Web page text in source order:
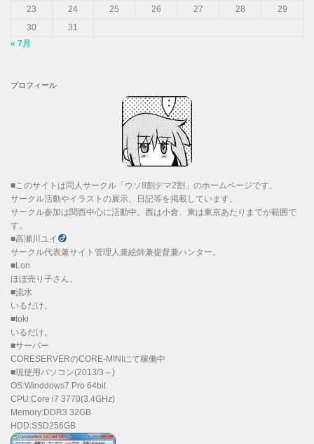
23
24 25 26 27 28
29
30
31
« 7月
プロフィール
■このサイトは同人サークル「ウソ8割デマ2割」のホームページです。
サークル活動やイラストの展示、日記等を掲載しています。
サークル参加は関西中心に活動中。西は小倉、東は東京あたりまでが範囲で
す。
■高瀬川ユイ
サークル代表兼サイト管理人兼絵師兼提督兼ハンター。
■Lon
ほぼ売り子さん。
■流水
いるだけ。
■toki
いるだけ。
■サーバー
CORESERVERのCORE-MINIにて稼働中
■現使用パソコン(2013/3～)
OS:Winddows7 Pro 64bit
CPU:Core i7 3770(3.4GHz)
Memory:DDR3 32GB
HDD:SSD256GB